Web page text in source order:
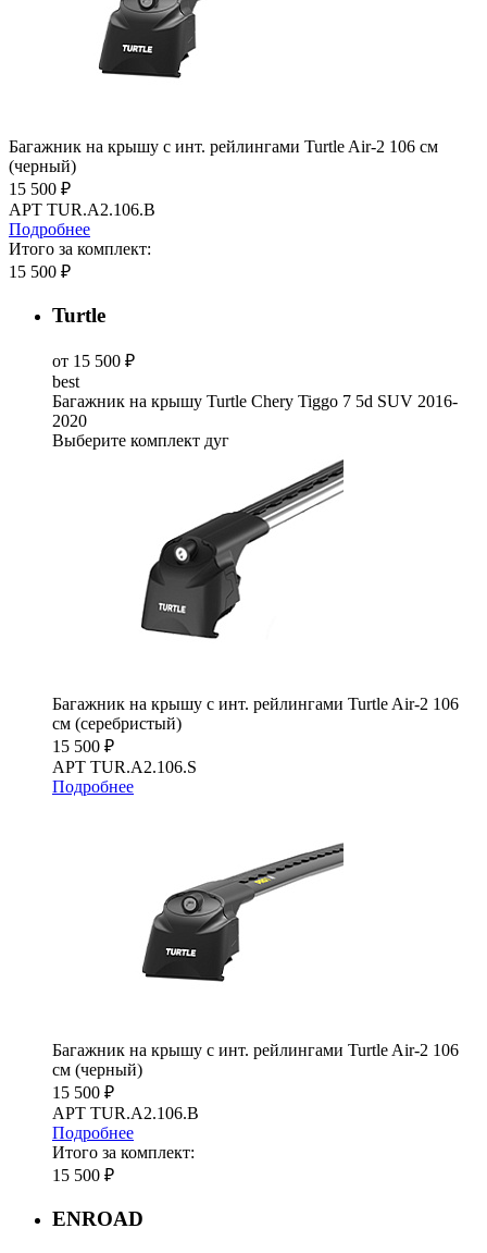
Багажник на крышу с инт. рейлингами Turtle Air-2 106 см
(черный)
15 500 ₽
АРТ TUR.A2.106.B
Подробнее
Итого за комплект:
15 500 ₽
Turtle
от 15 500 ₽
best
Багажник на крышу Turtle Chery Tiggo 7 5d SUV 2016-
2020
Выберите комплект дуг
Багажник на крышу с инт. рейлингами Turtle Air-2 106
см (серебристый)
15 500 ₽
АРТ TUR.A2.106.S
Подробнее
Багажник на крышу с инт. рейлингами Turtle Air-2 106
см (черный)
15 500 ₽
АРТ TUR.A2.106.B
Подробнее
Итого за комплект:
15 500 ₽
ENROAD